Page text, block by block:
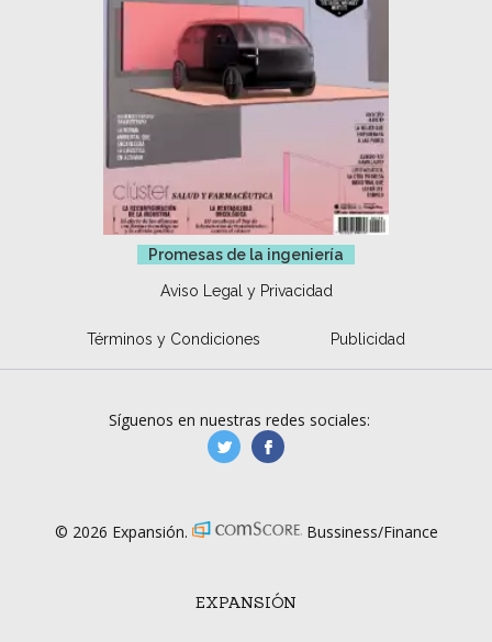
Promesas de la ingeniería
Aviso Legal y Privacidad
Términos y Condiciones Publicidad
EXPANSIÓN
Síguenos en nuestras redes sociales:
manufacturaGE
© 2026 Expansión. Bussiness/Finance